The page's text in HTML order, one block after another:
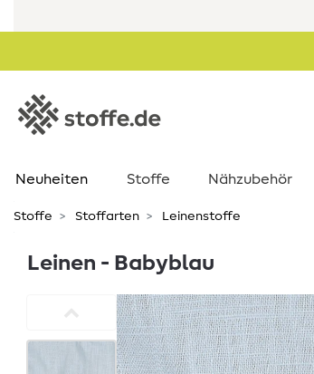
Neuheiten Stoffe Nähzubehör
Stoffe Stoffarten Leinenstoffe
Leinen - Babyblau